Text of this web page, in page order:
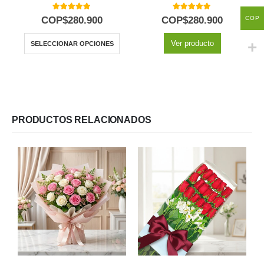
5.00out of 5
COP$280.900
SELECCIONAR OPCIONES
5.00out of 5
COP$280.900
Ver producto
PRODUCTOS RELACIONADOS
COP